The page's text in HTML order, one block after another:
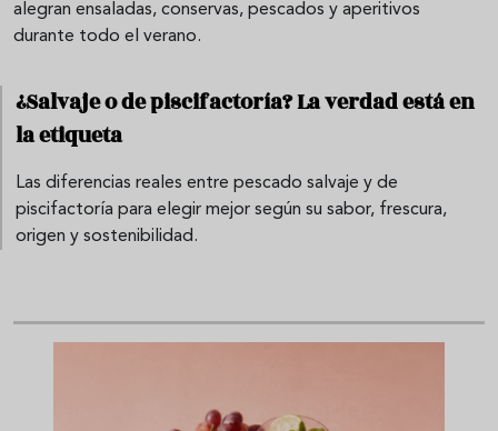
alegran ensaladas, conservas, pescados y aperitivos
durante todo el verano.
¿Salvaje o de piscifactoría? La verdad está en
la etiqueta
Las diferencias reales entre pescado salvaje y de
piscifactoría para elegir mejor según su sabor, frescura,
origen y sostenibilidad.